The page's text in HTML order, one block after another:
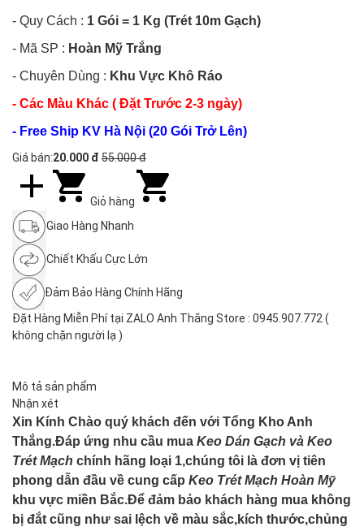
- Quy Cách : 1 Gói = 1 Kg (Trét 10m Gạch)
- Mã SP : Hoàn Mỹ Trắng
- Chuyên Dùng : Khu Vực Khô Ráo
- Các Màu Khác ( Đặt Trước 2-3 ngày)
- Free Ship KV Hà Nội (20 Gói Trở Lên)
Giá bán:20.000 đ 55.000 đ
Giỏ hàng
Giao Hàng Nhanh
Chiết Khấu Cực Lớn
Đảm Bảo Hàng Chính Hãng
Đặt Hàng Miễn Phí tại ZALO Anh Thắng Store : 0945.907.772 (
không chặn người lạ )
Mô tả sản phẩm
Nhận xét
Xin Kính Chào quý khách đến với Tổng Kho Anh
Thắng.Đáp ứng nhu cầu mua Keo Dán Gạch và Keo
Trét Mạch chính hãng loại 1,chúng tôi là đơn vị tiên
phong dẫn đầu về cung cấp Keo Trét Mạch Hoàn Mỹ
khu vực miền Bắc.Để đảm bảo khách hàng mua không
bị đắt cũng như sai lệch về màu sắc,kích thước,chủng